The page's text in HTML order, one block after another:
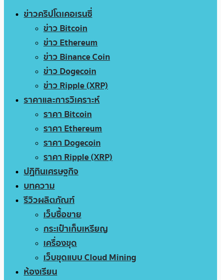
ข่าวคริปโตเคอเรนซี่
ข่าว Bitcoin
ข่าว Ethereum
ข่าว Binance Coin
ข่าว Dogecoin
ข่าว Ripple (XRP)
ราคาและการวิเคราะห์
ราคา Bitcoin
ราคา Ethereum
ราคา Dogecoin
ราคา Ripple (XRP)
ปฏิทินเศรษฐกิจ
บทความ
รีวิวผลิตภัณฑ์
เว็บซื้อขาย
กระเป๋าเก็บเหรียญ
เครื่องขุด
เว็บขุดแบบ Cloud Mining
ห้องเรียน